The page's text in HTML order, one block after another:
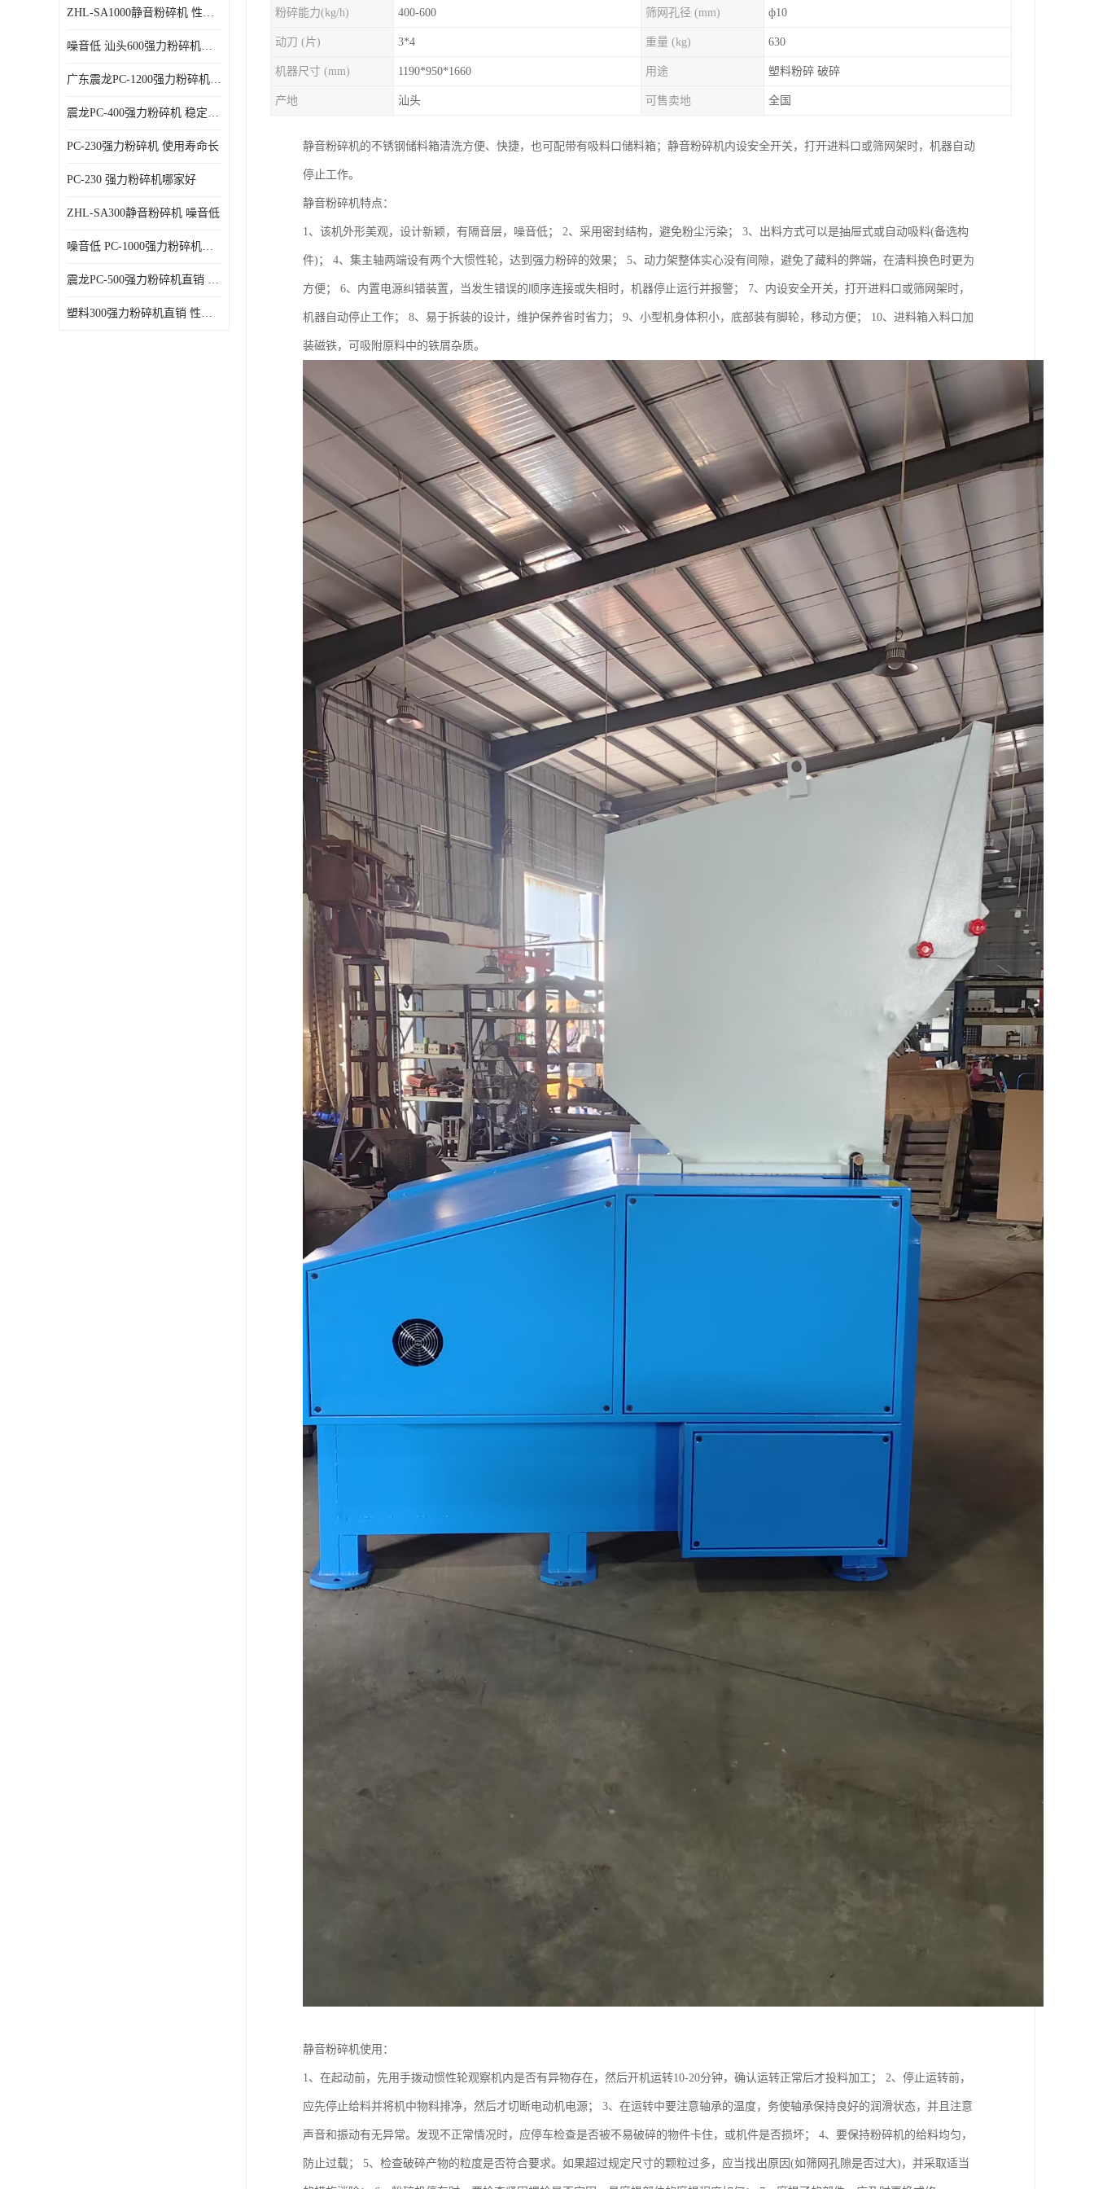
ZHL-SA1000静音粉碎机 性能稳定
噪音低 汕头600强力粉碎机直供
广东震龙PC-1200强力粉碎机 物超所值
震龙PC-400强力粉碎机 稳定性好
PC-230强力粉碎机 使用寿命长
PC-230 强力粉碎机哪家好
ZHL-SA300静音粉碎机 噪音低
噪音低 PC-1000强力粉碎机直供
震龙PC-500强力粉碎机直销 性价比高
塑料300强力粉碎机直销 性价比高
粉碎能力(kg/h) 400-600 筛网孔径 (mm) ф10
动刀 (片) 3*4 重量 (kg) 630
机器尺寸 (mm) 1190*950*1660 用途 塑料粉碎 破碎
产地 汕头 可售卖地 全国
静音粉碎机的不锈钢储料箱清洗方便、快捷，也可配带有吸料口储料箱；静音粉碎机内设安全开关，打开进料口或筛网架时，机器自动
停止工作。
静音粉碎机特点：
1、该机外形美观，设计新颖，有隔音层，噪音低； 2、采用密封结构，避免粉尘污染； 3、出料方式可以是抽屉式或自动吸料(备选构
件)； 4、集主轴两端设有两个大惯性轮，达到强力粉碎的效果； 5、动力架整体实心没有间隙，避免了藏料的弊端，在清料换色时更为
方便； 6、内置电源纠错装置，当发生错误的顺序连接或失相时，机器停止运行并报警； 7、内设安全开关，打开进料口或筛网架时，
机器自动停止工作； 8、易于拆装的设计，维护保养省时省力； 9、小型机身体积小，底部装有脚轮，移动方便； 10、进料箱入料口加
装磁铁，可吸附原料中的铁屑杂质。
静音粉碎机使用：
1、在起动前，先用手拨动惯性轮观察机内是否有异物存在，然后开机运转10-20分钟，确认运转正常后才投料加工； 2、停止运转前，
应先停止给料并将机中物料排净，然后才切断电动机电源； 3、在运转中要注意轴承的温度，务使轴承保持良好的润滑状态，并且注意
声音和振动有无异常。发现不正常情况时，应停车检查是否被不易破碎的物件卡住，或机件是否损坏； 4、要保持粉碎机的给料均匀，
防止过载； 5、检查破碎产物的粒度是否符合要求。如果超过规定尺寸的颗粒过多，应当找出原因(如筛网孔隙是否过大)，并采取适当